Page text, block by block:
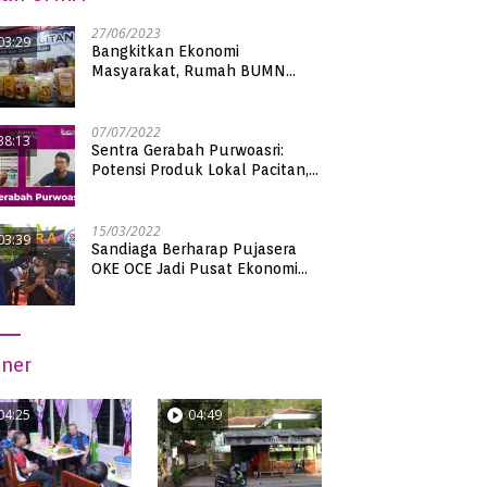
27/06/2023
Bangkitkan Ekonomi
Masyarakat, Rumah BUMN
07/07/2022
Sentra Gerabah Purwoasri:
Potensi Produk Lokal Pacitan,
15/03/2022
Sandiaga Berharap Pujasera
OKE OCE Jadi Pusat Ekonomi
04:49